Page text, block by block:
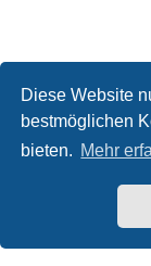
Diese Website
bestmöglichen
bieten. Mehr